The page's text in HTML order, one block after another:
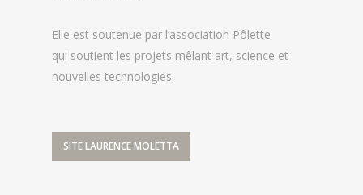
Elle est soutenue par l’association Pôlette
qui soutient les projets mêlant art, science et
nouvelles technologies.
SITE LAURENCE MOLETTA